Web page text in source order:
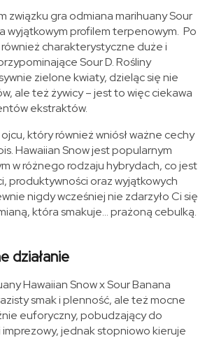
związku gra odmiana marihuany Sour
wyjątkowym profilem terpenowym. Po
charakterystyczne duże i
Sour D. Rośliny
zielone kwiaty, dzieląc się nie
ale też żywicy – jest to więc ciekawa
ekstraktów.
który również wniósł ważne cechy
Hawaiian Snow jest popularnym
w różnego rodzaju hybrydach, co jest
produktywności oraz wyjątkowych
nigdy wcześniej nie zdarzyło Ci się
która smakuje… prażoną cebulką.
działanie
Hawaiian Snow x Sour Banana
smak i plenność, ale też mocne
euforyczny, pobudzający do
jednak stopniowo kieruje